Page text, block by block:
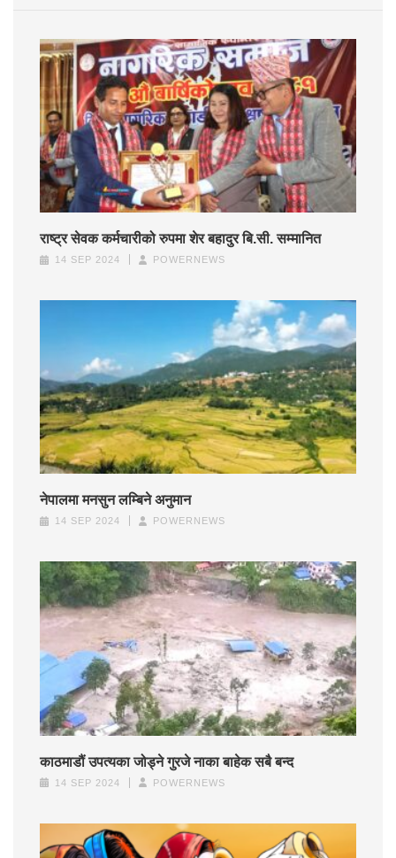
राष्ट्र सेवक कर्मचारीको रुपमा शेर बहादुर बि.सी. सम्मानित
14 SEP 2024 POWERNEWS
नेपालमा मनसुन लम्बिने अनुमान
14 SEP 2024 POWERNEWS
काठमाडौं उपत्यका जोड्ने गुरजे नाका बाहेक सबै बन्द
14 SEP 2024 POWERNEWS